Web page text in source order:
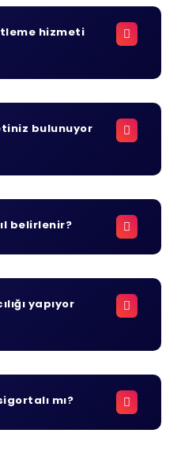
hizmeti
bulunuyor
belirlenir?
yapıyor
mı?